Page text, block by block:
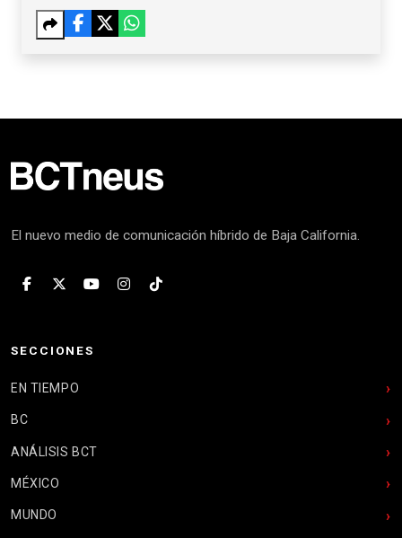
El nuevo medio de comunicación híbrido de Baja California.
SECCIONES
EN TIEMPO
BC
ANÁLISIS BCT
MÉXICO
MUNDO